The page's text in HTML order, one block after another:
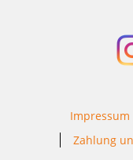
Impressum
Zahlung